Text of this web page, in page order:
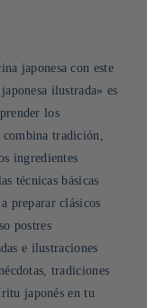
japonesa con este
ilustrada» es
los
combina tradición,
ingredientes
técnicas básicas
preparar clásicos
postres
e ilustraciones
tradiciones
japonés en tu